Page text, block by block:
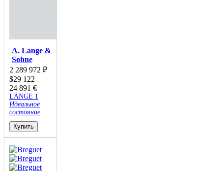
A. Lange &
Sohne
2 289 972 ₽
$29 122
24 891 €
LANGE 1
Идеальное
состояние
Купить